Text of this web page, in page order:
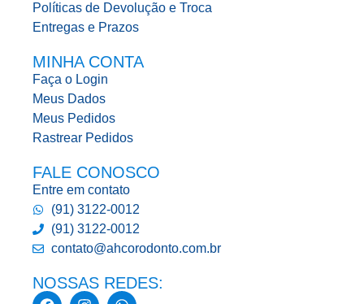
Políticas de Devolução e Troca
Entregas e Prazos
MINHA CONTA
Faça o Login
Meus Dados
Meus Pedidos
Rastrear Pedidos
FALE CONOSCO
Entre em contato
(91) 3122-0012
(91) 3122-0012
contato@ahcorodonto.com.br
NOSSAS REDES: